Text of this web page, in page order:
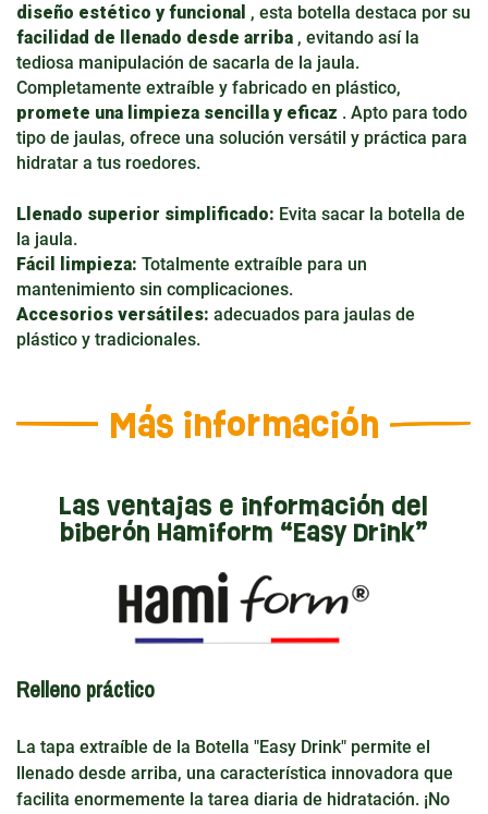
diseño estético y funcional , esta botella destaca por su
facilidad de llenado desde arriba , evitando así la
tediosa manipulación de sacarla de la jaula.
Completamente extraíble y fabricado en plástico,
promete una limpieza sencilla y eficaz . Apto para todo
tipo de jaulas, ofrece una solución versátil y práctica para
hidratar a tus roedores.
Llenado superior simplificado: Evita sacar la botella de
la jaula.
Fácil limpieza: Totalmente extraíble para un
mantenimiento sin complicaciones.
Accesorios versátiles: adecuados para jaulas de
plástico y tradicionales.
Más información
Las ventajas e información del
biberón Hamiform “Easy Drink”
Relleno práctico
La tapa extraíble de la Botella "Easy Drink" permite el
llenado desde arriba, una característica innovadora que
facilita enormemente la tarea diaria de hidratación. ¡No